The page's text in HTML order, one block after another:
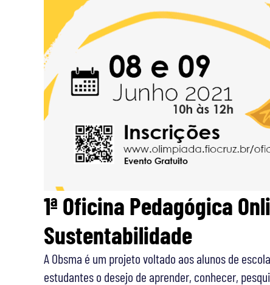
1ª Oficina Pedagógica
Sustentabilidade
A Obsma é um projeto voltado aos alunos de
estudantes o desejo de aprender, conhecer,